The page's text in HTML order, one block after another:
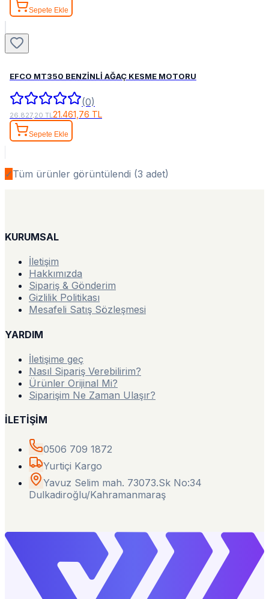
Sepete Ekle
EFCO MT350 BENZİNLİ AĞAÇ KESME MOTORU
(0)
26.827,20 TL21.461,76 TL
Sepete Ekle
✓Tüm ürünler görüntülendi (3 adet)
KURUMSAL
İletişim
Hakkımızda
Sipariş & Gönderim
Gizlilik Politikası
Mesafeli Satış Sözleşmesi
YARDIM
İletişime geç
Nasıl Sipariş Verebilirim?
Ürünler Orijinal Mi?
Siparişim Ne Zaman Ulaşır?
İLETİŞİM
0506 709 1872
Yurtiçi Kargo
Yavuz Selim mah. 73073.Sk No:34
Dulkadiroğlu/Kahramanmaraş